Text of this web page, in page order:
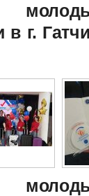
в г.